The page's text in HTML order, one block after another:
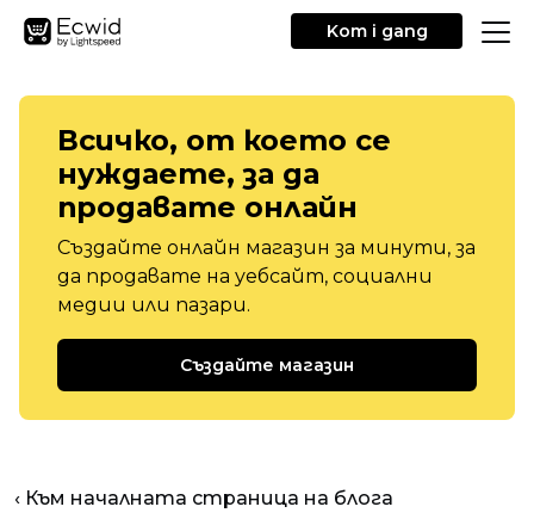
Kom i gang
Всичко, от което се
нуждаете, за да
продавате онлайн
Създайте онлайн магазин за минути, за
да продавате на уебсайт, социални
медии или пазари.
Създайте магазин
‹ Към началната страница на блога